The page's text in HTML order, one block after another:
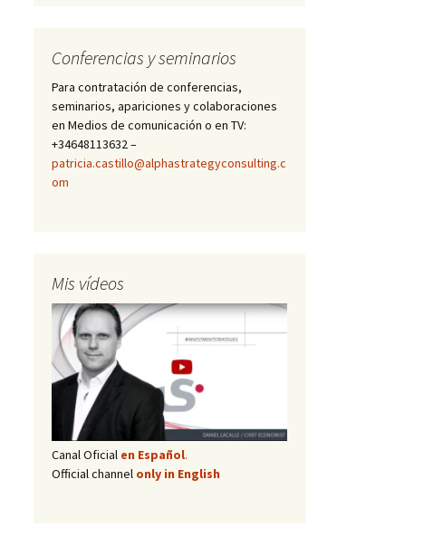
Conferencias y seminarios
Para contratación de conferencias,
seminarios, apariciones y colaboraciones
en Medios de comunicación o en TV:
+34648113632 –
patricia.castillo@alphastrategyconsulting.c
om
Mis vídeos
Canal Oficial en Español.
Official channel only in English